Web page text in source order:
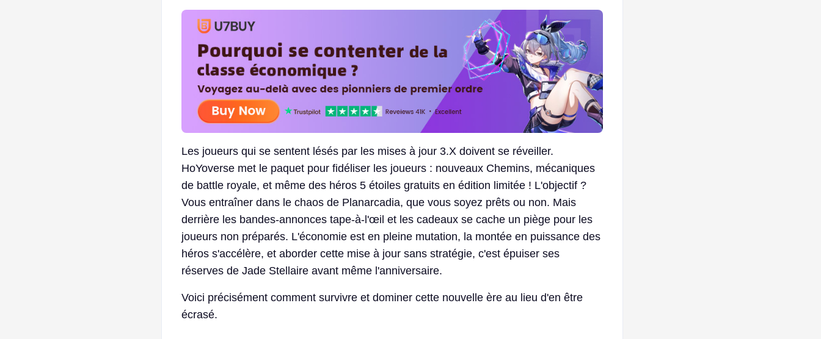
Les joueurs qui se sentent lésés par les mises à jour 3.X doivent se réveiller.
HoYoverse met le paquet pour fidéliser les joueurs : nouveaux Chemins, mécaniques
de battle royale, et même des héros 5 étoiles gratuits en édition limitée ! L'objectif ?
Vous entraîner dans le chaos de Planarcadia, que vous soyez prêts ou non. Mais
derrière les bandes-annonces tape-à-l'œil et les cadeaux se cache un piège pour les
joueurs non préparés. L'économie est en pleine mutation, la montée en puissance des
héros s'accélère, et aborder cette mise à jour sans stratégie, c'est épuiser ses
réserves de Jade Stellaire avant même l'anniversaire.
Voici précisément comment survivre et dominer cette nouvelle ère au lieu d'en être
écrasé.